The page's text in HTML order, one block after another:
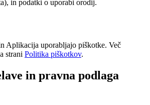
in podatki o uporabi orodij.
Aplikacija uporabljajo piškotke. Več
strani Politika piškotkov.
in pravna podlaga